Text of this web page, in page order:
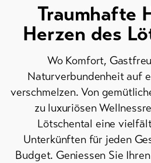
Tickets
Gutscheine
Souvenirs
Traumhafte
Herzen des
Wo Komfort,
Naturverbundenheit auf
verschmelzen. Von
zu luxuriösen
Lötschental eine
Unterkünften für jeden
Budget. Geniessen Sie